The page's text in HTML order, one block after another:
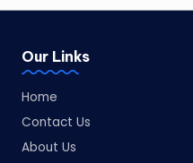
Our Links
Home
Contact Us
About Us